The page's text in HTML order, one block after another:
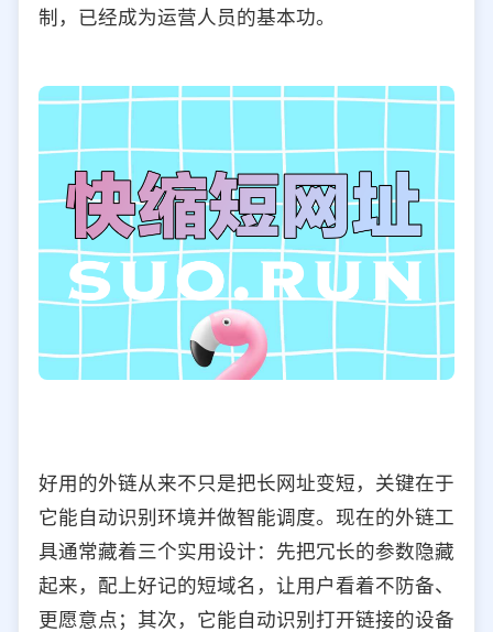
制，已经成为运营人员的基本功。
好用的外链从来不只是把长网址变短，关键在于
它能自动识别环境并做智能调度。现在的外链工
具通常藏着三个实用设计：先把冗长的参数隐藏
起来，配上好记的短域名，让用户看着不防备、
更愿意点；其次，它能自动识别打开链接的设备